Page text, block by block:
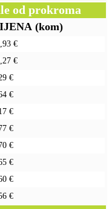
od prokroma
(kom)
€
€
€
€
€
€
€
€
€
€